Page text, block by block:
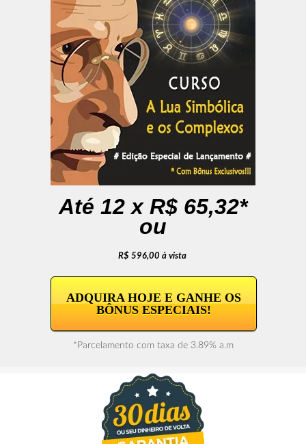
Até 12 x R$ 65,32*
ou
R$ 596,00 à vista
ADQUIRA HOJE E GANHE OS
BÔNUS ESPECIAIS!
*Parcelamento com taxa de 3.89% a.m